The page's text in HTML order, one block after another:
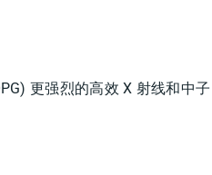
更强烈的高效 X 射线和中子